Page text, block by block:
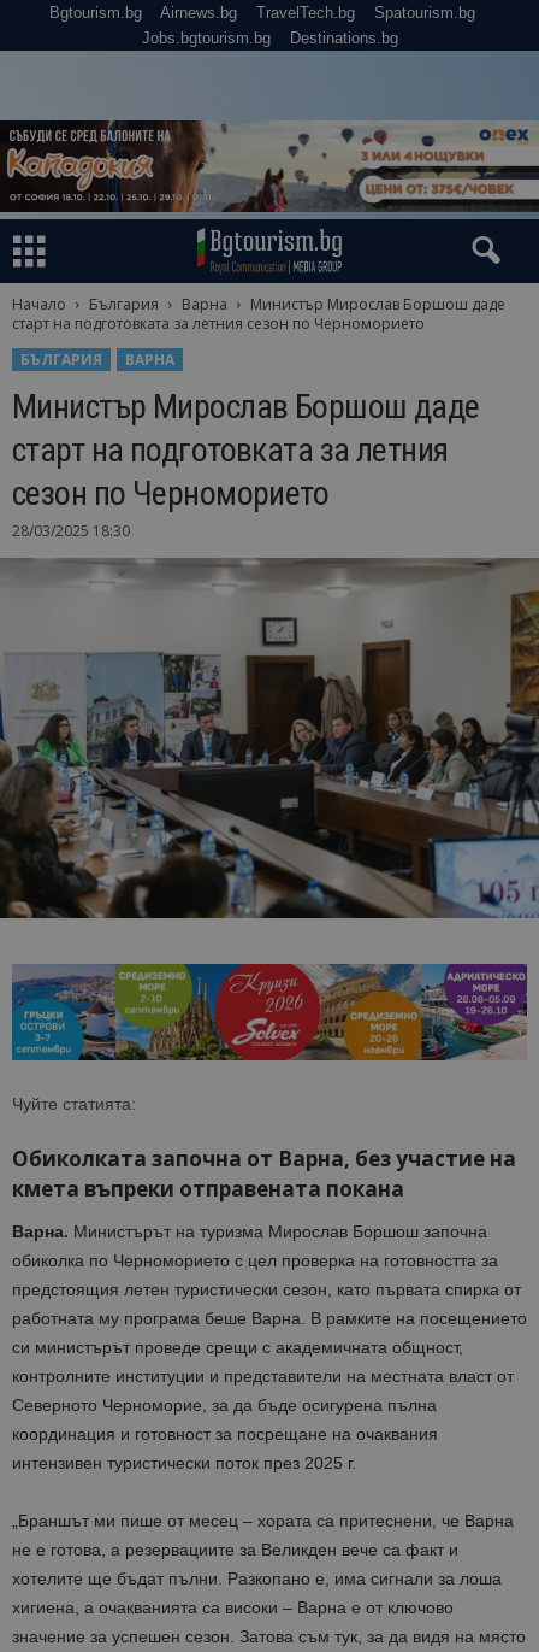
Bgtourism.bg Airnews.bg TravelTech.bg
Spatourism.bg
Jobs.bgtourism.bg
Destinations.bg
Начало България Варна
Министър Мирослав Боршош даде
старт на подготовката за летния сезон по Черноморието
БЪЛГАРИЯ
ВАРНА
Министър Мирослав Боршош даде
старт на подготовката за летния
сезон по Черноморието
28/03/2025 18:30
Чуйте статията:
Обиколката започна от Варна, без участие на
кмета въпреки отправената покана
Варна. Министърът на туризма Мирослав Боршош започна
обиколка по Черноморието с цел проверка на готовността за
предстоящия летен туристически сезон, като първата спирка от
работната му програма беше Варна. В рамките на посещението
си министърът проведе срещи с академичната общност,
контролните институции и представители на местната власт от
Северното Черноморие, за да бъде осигурена пълна
координация и готовност за посрещане на очаквания
интензивен туристически поток през 2025 г.
„Браншът ми пише от месец – хората са притеснени, че Варна
не е готова, а резервациите за Великден вече са факт и
хотелите ще бъдат пълни. Разкопано е, има сигнали за лоша
хигиена, а очакванията са високи – Варна е от ключово
значение за успешен сезон. Затова съм тук, за да видя на място